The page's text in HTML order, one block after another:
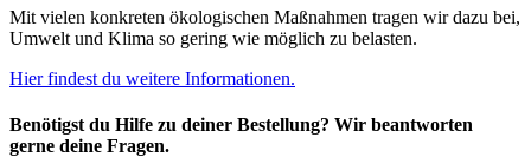
Mit vielen konkreten ökologischen Maßnahmen tragen wir dazu bei,
Umwelt und Klima so gering wie möglich zu belasten.
Hier findest du weitere Informationen.
Benötigst du Hilfe zu deiner Bestellung? Wir beantworten
gerne deine Fragen.